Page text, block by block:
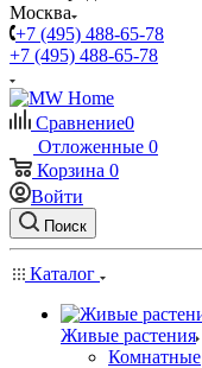
Москва
+7 (495) 488-65-78
+7 (495) 488-65-78
Сравнение0
Отложенные 0
Корзина 0
Войти
Поиск
Каталог
Живые растения
Комнатные